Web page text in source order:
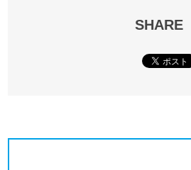
SHARE